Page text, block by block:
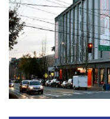
Kirish